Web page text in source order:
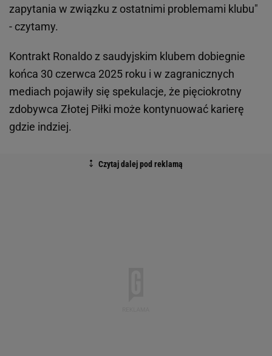
zapytania w związku z ostatnimi problemami klubu"
- czytamy.
Kontrakt Ronaldo z saudyjskim klubem dobiegnie
końca 30 czerwca 2025 roku i w zagranicznych
mediach pojawiły się spekulacje, że pięciokrotny
zdobywca Złotej Piłki może kontynuować karierę
gdzie indziej.